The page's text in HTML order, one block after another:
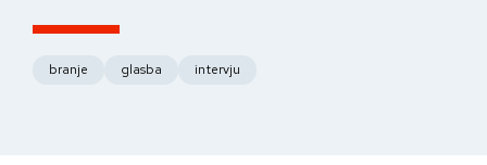
branje glasba intervju